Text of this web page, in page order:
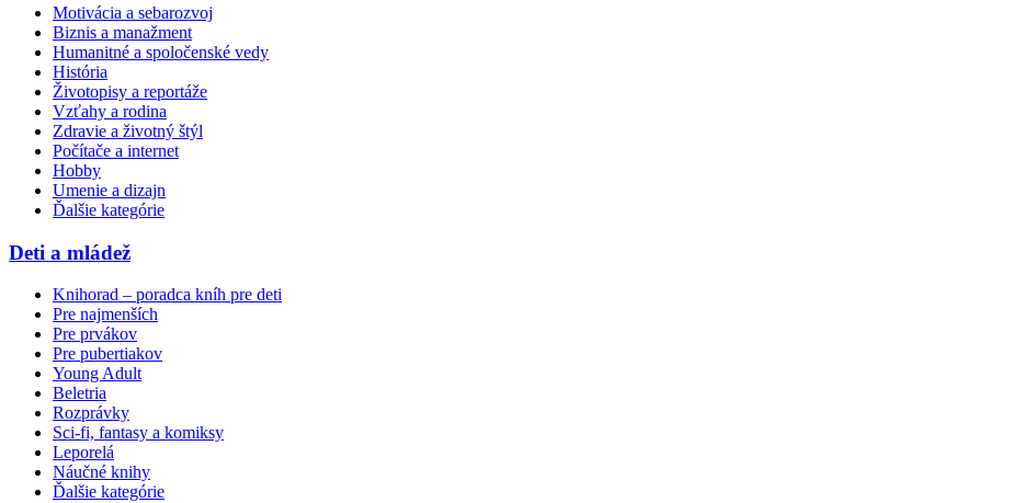
Motivácia a sebarozvoj
Biznis a manažment
Humanitné a spoločenské vedy
História
Životopisy a reportáže
Vzťahy a rodina
Zdravie a životný štýl
Počítače a internet
Hobby
Umenie a dizajn
Ďalšie kategórie
Deti a mládež
Knihorad – poradca kníh pre deti
Pre najmenších
Pre prvákov
Pre pubertiakov
Young Adult
Beletria
Rozprávky
Sci-fi, fantasy a komiksy
Leporelá
Náučné knihy
Ďalšie kategórie